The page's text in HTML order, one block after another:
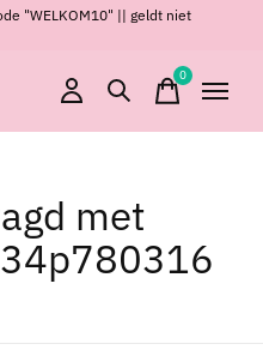
"WELKOM10" || geldt niet
0items
met